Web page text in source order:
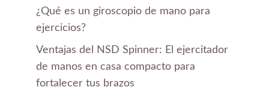
¿Qué es un giroscopio de mano para
ejercicios?
Ventajas del NSD Spinner: El ejercitador
de manos en casa compacto para
fortalecer tus brazos